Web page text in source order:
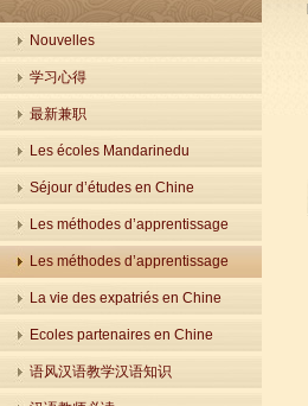
Nouvelles
学习心得
最新兼职
Les écoles Mandarinedu
Séjour d’études en Chine
Les méthodes d’apprentissage
Les méthodes d’apprentissage
La vie des expatriés en Chine
Ecoles partenaires en Chine
语风汉语教学汉语知识